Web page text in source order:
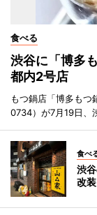
食べる
渋谷に「博多
都内2号店
もつ鍋店「博多も
0734）が7月19日、
食べ
渋
改